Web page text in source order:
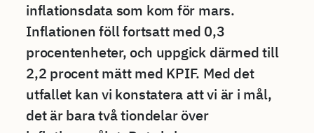
inflationsdata som kom för mars.
Inflationen föll fortsatt med 0,3
procentenheter, och uppgick därmed till
2,2 procent mätt med KPIF. Med det
utfallet kan vi konstatera att vi är i mål,
det är bara två tiondelar över